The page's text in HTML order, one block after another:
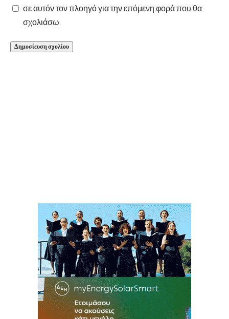
σε αυτόν τον πλοηγό για την επόμενη φορά που θα
σχολιάσω.